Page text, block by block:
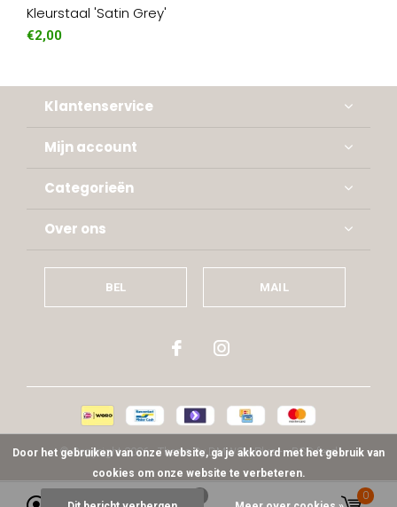
Kleurstaal 'Satin Grey'
€2,00
Klantenservice
Mijn account
Categorieën
Over ons
BEL MAIL
© Copyright2026- Theme ByDMWSxPlus+ -RSS-feed
0
Door het gebruiken van onze website, ga je akkoord met het gebruik van
cookies om onze website te verbeteren.